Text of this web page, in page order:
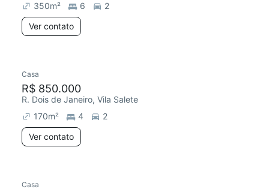
350m² 6
2
Ver contato
Casa
R$ 850.000
R. Dois de Janeiro, Vila Salete
170m² 4
2
Ver contato
Casa